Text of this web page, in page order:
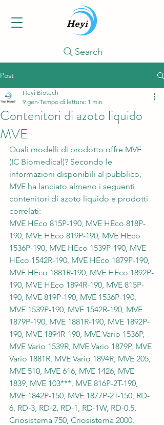
Search
Post
Contenitori di azoto liquido
MVE
Heyi Biotech
9 gen Tempo di lettura: 1 min
Quali modelli di prodotto offre MVE
(IC Biomedical)? Secondo le
informazioni disponibili al pubblico,
MVE ha lanciato almeno i seguenti
contenitori di azoto liquido e prodotti
correlati:
MVE HEco 815P-190, MVE HEco 818P-
190, MVE HEco 819P-190, MVE HEco
1536P-190, MVE HEco 1539P-190, MVE
HEco 1542R-190, MVE HEco 1879P-190,
MVE HEco 1881R-190, MVE HEco 1892P-
190, MVE HEco 1894R-190, MVE 815P-
190, MVE 819P-190, MVE 1536P-190,
MVE 1539P-190, MVE 1542R-190, MVE
1879P-190, MVE 1881R-190, MVE 1892P-
190, MVE 1894R-190, MVE Vario 1536P,
MVE Vario 1539R, MVE Vario 1879P, MVE
Vario 1881R, MVE Vario 1894R, MVE 205,
MVE 510, MVE 616, MVE 1426, MVE
1839, MVE 103***, MVE 816P-2T-190,
MVE 1842P-150, MVE 1877P-2T-150, RD-
6, RD-3, RD-2, RD-1, RD-1W, RD-0.5,
Criosistema 750, Criosistema 2000,